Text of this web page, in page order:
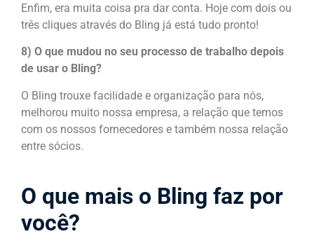
Enfim, era muita coisa pra dar conta. Hoje com dois ou
três cliques através do Bling já está tudo pronto!
8) O que mudou no seu processo de trabalho depois
de usar o Bling?
O Bling trouxe facilidade e organização para nós,
melhorou muito nossa empresa, a relação que temos
com os nossos fornecedores e também nossa relação
entre sócios.
O que mais o Bling faz por
você?